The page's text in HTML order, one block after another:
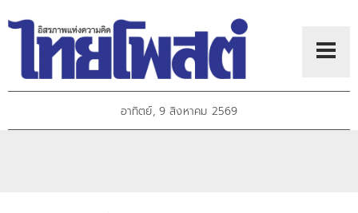
อาทิตย์, 9 สิงหาคม 2569